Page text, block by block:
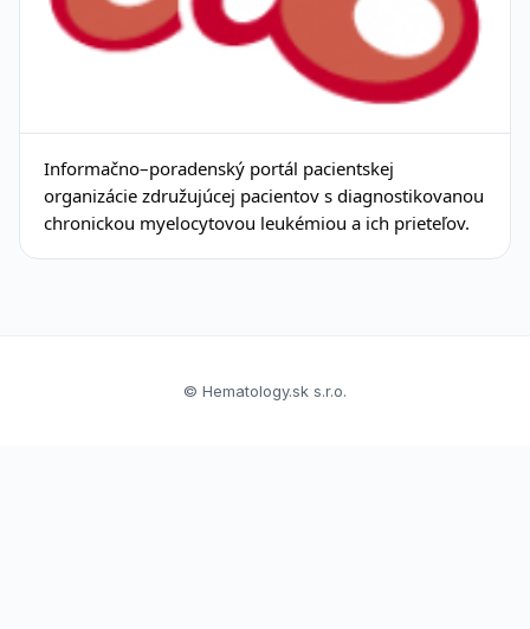
Informačno–poradenský portál pacientskej
organizácie združujúcej pacientov s diagnostikovanou
chronickou myelocytovou leukémiou a ich prieteľov.
© Hematology.sk s.r.o.